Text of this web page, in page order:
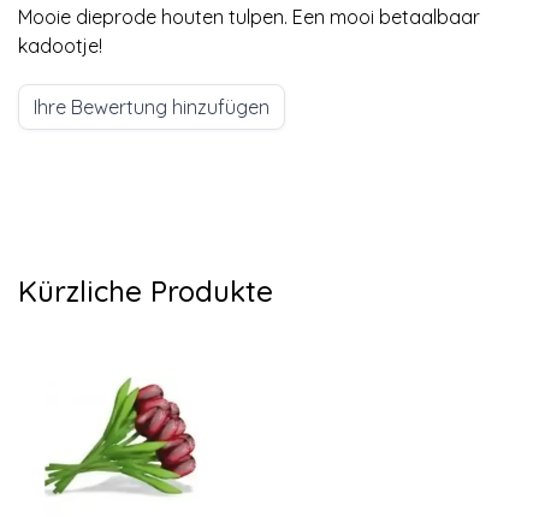
Mooie dieprode houten tulpen. Een mooi betaalbaar
kadootje!
Ihre Bewertung hinzufügen
Kürzliche Produkte